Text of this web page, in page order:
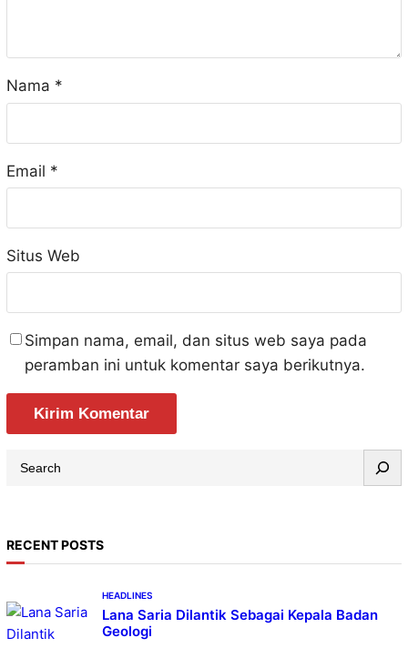
Nama *
Email *
Situs Web
Simpan nama, email, dan situs web saya pada
peramban ini untuk komentar saya berikutnya.
c
RECENT POSTS
HEADLINES
Lana Saria Dilantik Sebagai Kepala Badan
Geologi